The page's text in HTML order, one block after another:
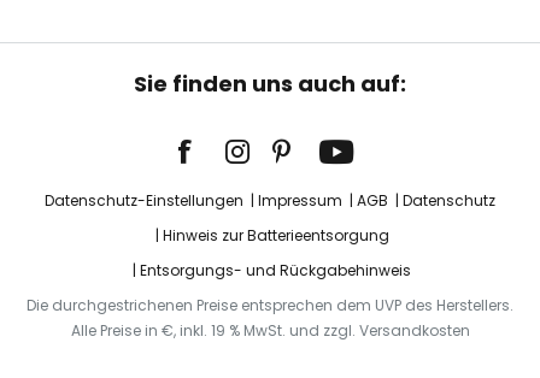
Sie finden uns auch auf:
Datenschutz-Einstellungen Impressum AGB
Datenschutz
Hinweis zur Batterieentsorgung
Entsorgungs- und Rückgabehinweis
Die durchgestrichenen Preise entsprechen dem UVP des Herstellers.
Alle Preise in €, inkl. 19 % MwSt. und zzgl. Versandkosten